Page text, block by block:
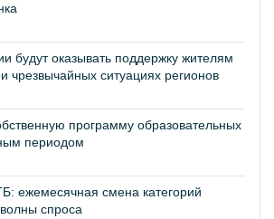
будут оказывать поддержку жителям
чрезвычайных ситуациях регионов
программу образовательных
периодом
ежемесячная смена категорий
спроса